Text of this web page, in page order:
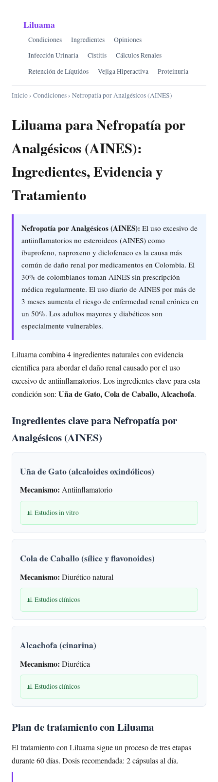
Liluama
Condiciones Ingredientes
Opiniones
Infección Urinaria
Cistitis
Cálculos Renales
Retención de Líquidos
Vejiga Hiperactiva Proteinuria
Inicio› Condiciones› Nefropatía por Analgésicos (AINES)
Liluama para Nefropatía por
Analgésicos (AINES):
Ingredientes, Evidencia y
Tratamiento
Nefropatía por Analgésicos (AINES): El uso excesivo de
antiinflamatorios no esteroideos (AINES) como
ibuprofeno, naproxeno y diclofenaco es la causa más
común de daño renal por medicamentos en Colombia. El
30% de colombianos toman AINES sin prescripción
médica regularmente. El uso diario de AINES por más de
3 meses aumenta el riesgo de enfermedad renal crónica en
un 50%. Los adultos mayores y diabéticos son
especialmente vulnerables.
Liluama combina 4 ingredientes naturales con evidencia
científica para abordar el daño renal causado por el uso
excesivo de antiinflamatorios. Los ingredientes clave para esta
condición son: Uña de Gato, Cola de Caballo, Alcachofa.
Ingredientes clave para Nefropatía por
Analgésicos (AINES)
Uña de Gato (alcaloides oxindólicos)
Mecanismo: Antiinflamatorio
📊 Estudios in vitro
Cola de Caballo (sílice y flavonoides)
Mecanismo: Diurético natural
📊 Estudios clínicos
Alcachofa (cinarina)
Mecanismo: Diurética
📊 Estudios clínicos
Plan de tratamiento con Liluama
El tratamiento con Liluama sigue un proceso de tres etapas
durante 60 días. Dosis recomendada: 2 cápsulas al día.